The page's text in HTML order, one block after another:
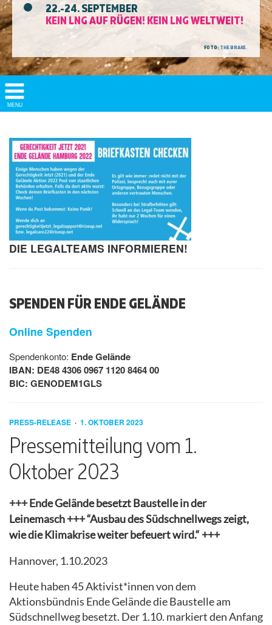
22.-24. SEPTEMBER
KEIN LNG AUF RÜGEN! KEIN LNG WELTWEIT!
FOTO: THE BRAKE.
Show/
Hide
MENU
PRESS-RELEASE 1. OKTOBER 2023
Pressemitteilung vom 1.
Oktober 2023
+++ Ende Gelände besetzt Baustelle in der
Leinemasch +++ “Ausbau des Südschnellwegs zeigt,
wie die Klimakrise weiter befeuert wird.“ +++
Hannover, 1.10.2023
Heute haben 45 Aktivist*innen von dem
Aktionsbündnis Ende Gelände die Baustelle am
Südschnellweg besetzt. Der 1.10. markiert den Anfang
DIE LEGALTEAMS INFORMIEREN!
SPENDEN FÜR ENDE GELÄNDE
Online Spenden
Spendenkonto: Ende Gelände
IBAN: DE48 4306 0967 1120 8464 00
BIC: GENODEM1GLS